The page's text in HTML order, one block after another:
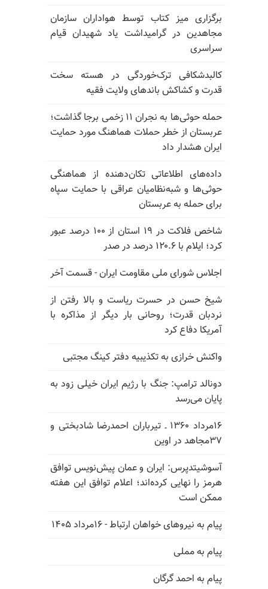
برگزاری میز کتاب توسط هواداران سازمان
مجاهدین در گرامیداشت یاد شهیدان قیام
سراسری
کالبدشکافی ترک‌خوردگی در هسته سخت
قدرت و کشاکش باندهای ولایت فقیه
حمله حوثی‌ها به نجران ۱۱ زخمی برجا گذاشت؛
عربستان از خطر حملات هماهنگ مورد حمایت
ایران هشدار داد
داده‌های اطلاعاتی تکان‌دهنده از هماهنگی
حوثی‌ها و شبه‌نظامیان عراقی با حمایت سپاه
برای حمله به عربستان
شاخص فلاکت در ۱۹ استان از ۱۰۰ درصد عبور
کرد؛ ایلام با ۱۲۰.۶ درصد در صدر
اجلاس شورای ملی مقاومت ایران - قسمت آخر
شیخ حسن در حسرت ریاست و بالا رفتن از
نردبان قدرت؛ روحانی بار دیگر از مذاکره با
آمریکا دفاع کرد
واکنش خرازی به تکذیبیه دفتر کینگ مجتبی
دونالد ترامپ: جنگ با رژیم ایران خیلی زود به
پایان می‌رسد
۱۶مرداد ۱۳۶۰ ـ تیرباران احمدرضا شادبختی و
۳۷مجاهد در اوین
آسوشیتدپرس: ایران و عمان پیش‌نویس توافق
هرمز را نهایی کرده‌اند؛ اعلام توافق این هفته
ممکن است
پیام به نیروهای خواهان ارتباط - ۱۶مرداد ۱۴۰۵
پیام به مملی
پیام به احمد گرگان